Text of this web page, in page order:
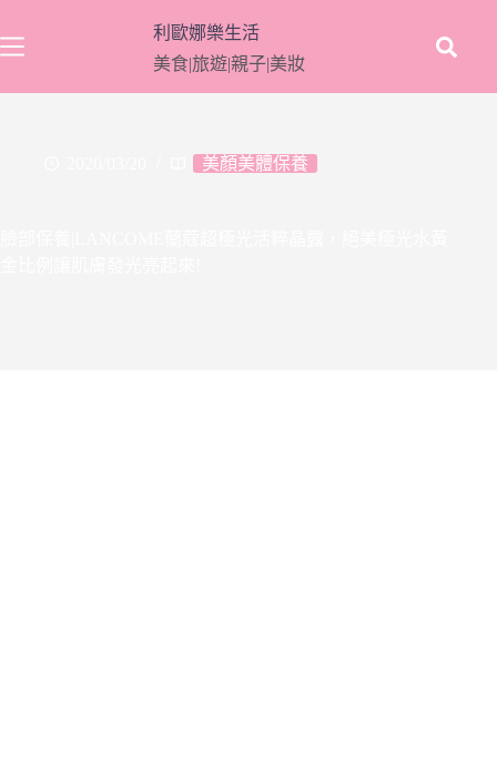
至
要
利歐娜樂生活
美食|旅遊|親子|美妝
美顏美體保養